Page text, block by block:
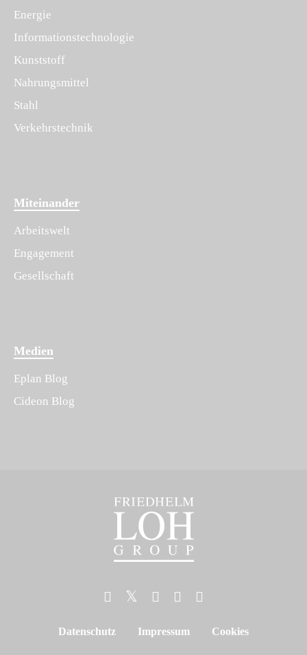
Energie
Informationstechnologie
Kunststoff
Nahrungsmittel
Stahl
Verkehrstechnik
Miteinander
Arbeitswelt
Engagement
Gesellschaft
Medien
Eplan Blog
Cideon Blog
Datenschutz Impressum Cookies